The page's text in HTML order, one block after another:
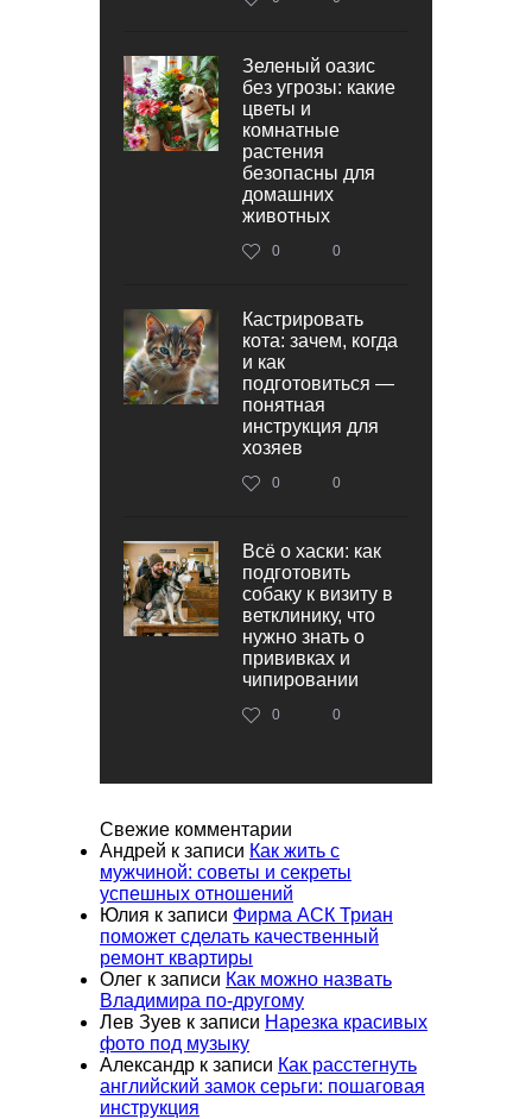
Зеленый оазис
без угрозы: какие
цветы и
комнатные
растения
безопасны для
домашних
животных
0 0
Кастрировать
кота: зачем, когда
и как
подготовиться —
понятная
инструкция для
хозяев
0 0
Всё о хаски: как
подготовить
собаку к визиту в
ветклинику, что
нужно знать о
прививках и
чипировании
0 0
Свежие комментарии
Андрей к записи Как жить с
мужчиной: советы и секреты
успешных отношений
Юлия к записи Фирма АСК Триан
поможет сделать качественный
ремонт квартиры
Олег к записи Как можно назвать
Владимира по-другому
Лев Зуев к записи Нарезка красивых
фото под музыку
Александр к записи Как расстегнуть
английский замок серьги: пошаговая
инструкция